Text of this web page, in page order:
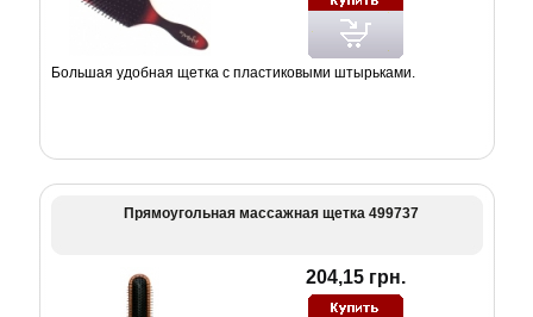
Большая удобная щетка с пластиковыми штырьками.
Прямоугольная массажная щетка 499737
204,15 грн.